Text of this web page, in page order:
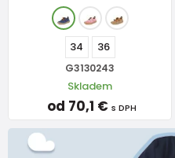
34 36
G3130243
Skladem
od 70,1 € s DPH